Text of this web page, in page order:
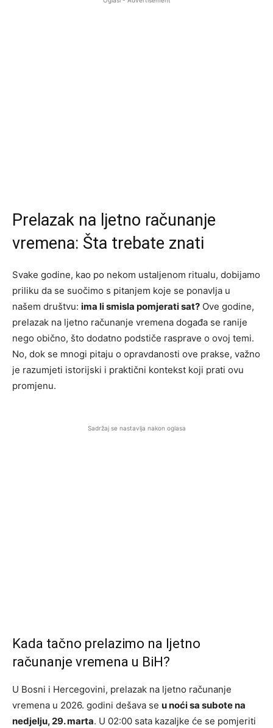
Prelazak na ljetno računanje
vremena: Šta trebate znati
Svake godine, kao po nekom ustaljenom ritualu, dobijamo
priliku da se suočimo s pitanjem koje se ponavlja u
našem društvu: ima li smisla pomjerati sat? Ove godine,
prelazak na ljetno računanje vremena događa se ranije
nego obično, što dodatno podstiče rasprave o ovoj temi.
No, dok se mnogi pitaju o opravdanosti ove prakse, važno
je razumjeti istorijski i praktični kontekst koji prati ovu
promjenu.
Sadržaj se nastavlja nakon oglasa
Kada tačno prelazimo na ljetno
računanje vremena u BiH?
U Bosni i Hercegovini, prelazak na ljetno računanje
vremena u 2026. godini dešava se u noći sa subote na
nedjelju, 29. marta. U 02:00 sata kazaljke će se pomjeriti